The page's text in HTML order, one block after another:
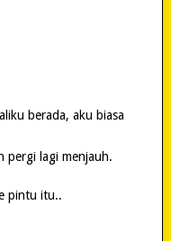
berada, aku biasa
pergi lagi menjauh.
pintu itu..